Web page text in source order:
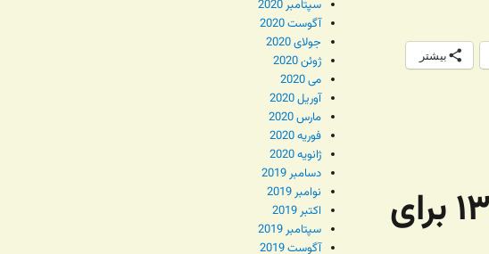
بیشتر
گزارش شکاف جنسیتی در جهان ۲۰۱۳ و رتبه ۱۳۳ برای
سپتامبر 2020
آگوست 2020
جولای 2020
ژوئن 2020
می 2020
آوریل 2020
مارس 2020
فوریه 2020
ژانویه 2020
دسامبر 2019
نوامبر 2019
اکتبر 2019
سپتامبر 2019
آگوست 2019